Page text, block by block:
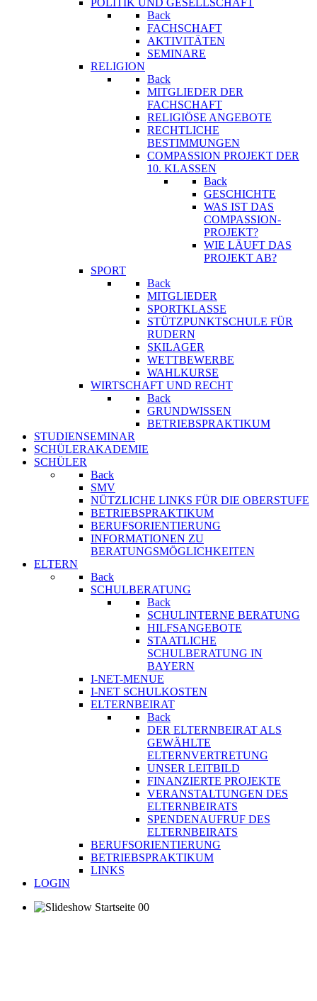
POLITIK UND GESELLSCHAFT
Back
FACHSCHAFT
AKTIVITÄTEN
SEMINARE
RELIGION
Back
MITGLIEDER DER
FACHSCHAFT
RELIGIÖSE ANGEBOTE
RECHTLICHE
BESTIMMUNGEN
COMPASSION PROJEKT DER
10. KLASSEN
Back
GESCHICHTE
WAS IST DAS
COMPASSION-
PROJEKT?
WIE LÄUFT DAS
PROJEKT AB?
SPORT
Back
MITGLIEDER
SPORTKLASSE
STÜTZPUNKTSCHULE FÜR
RUDERN
SKILAGER
WETTBEWERBE
WAHLKURSE
WIRTSCHAFT UND RECHT
Back
GRUNDWISSEN
BETRIEBSPRAKTIKUM
STUDIENSEMINAR
SCHÜLERAKADEMIE
SCHÜLER
Back
SMV
NÜTZLICHE LINKS FÜR DIE OBERSTUFE
BETRIEBSPRAKTIKUM
BERUFSORIENTIERUNG
INFORMATIONEN ZU
BERATUNGSMÖGLICHKEITEN
ELTERN
Back
SCHULBERATUNG
Back
SCHULINTERNE BERATUNG
HILFSANGEBOTE
STAATLICHE
SCHULBERATUNG IN
BAYERN
I-NET-MENUE
I-NET SCHULKOSTEN
ELTERNBEIRAT
Back
DER ELTERNBEIRAT ALS
GEWÄHLTE
ELTERNVERTRETUNG
UNSER LEITBILD
FINANZIERTE PROJEKTE
VERANSTALTUNGEN DES
ELTERNBEIRATS
SPENDENAUFRUF DES
ELTERNBEIRATS
BERUFSORIENTIERUNG
BETRIEBSPRAKTIKUM
LINKS
LOGIN